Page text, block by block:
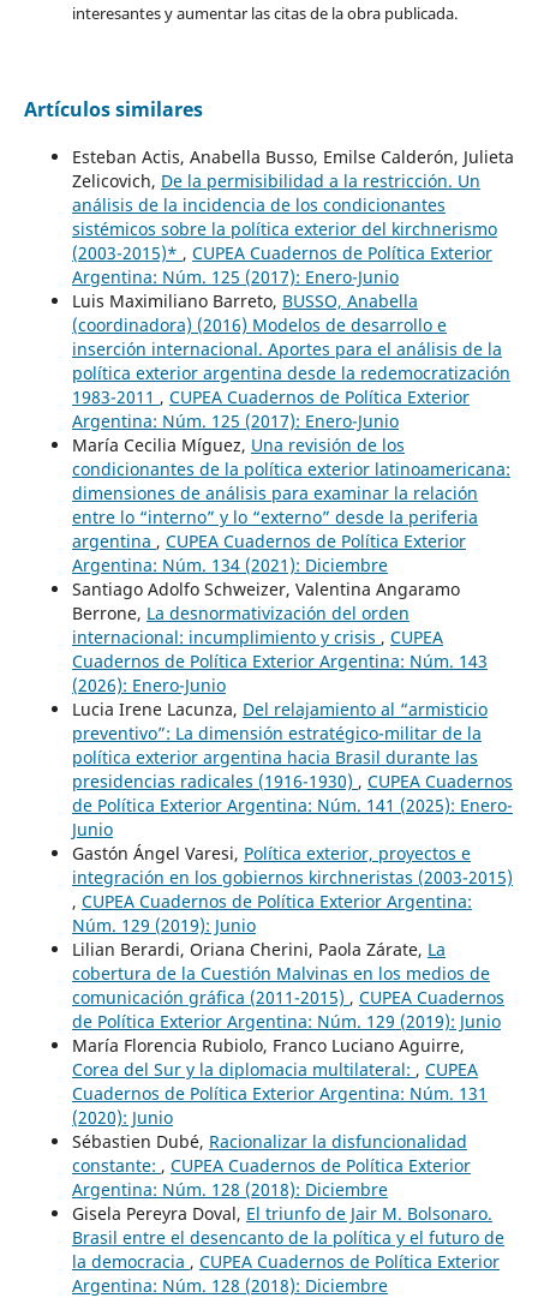
interesantes y aumentar las citas de la obra publicada.
Artículos similares
Esteban Actis, Anabella Busso, Emilse Calderón, Julieta
Zelicovich, De la permisibilidad a la restricción. Un
análisis de la incidencia de los condicionantes
sistémicos sobre la política exterior del kirchnerismo
(2003-2015)* , CUPEA Cuadernos de Política Exterior
Argentina: Núm. 125 (2017): Enero-Junio
Luis Maximiliano Barreto, BUSSO, Anabella
(coordinadora) (2016) Modelos de desarrollo e
inserción internacional. Aportes para el análisis de la
política exterior argentina desde la redemocratización
1983-2011 , CUPEA Cuadernos de Política Exterior
Argentina: Núm. 125 (2017): Enero-Junio
María Cecilia Míguez, Una revisión de los
condicionantes de la política exterior latinoamericana:
dimensiones de análisis para examinar la relación
entre lo “interno” y lo “externo” desde la periferia
argentina , CUPEA Cuadernos de Política Exterior
Argentina: Núm. 134 (2021): Diciembre
Santiago Adolfo Schweizer, Valentina Angaramo
Berrone, La desnormativización del orden
internacional: incumplimiento y crisis , CUPEA
Cuadernos de Política Exterior Argentina: Núm. 143
(2026): Enero-Junio
Lucia Irene Lacunza, Del relajamiento al “armisticio
preventivo”: La dimensión estratégico-militar de la
política exterior argentina hacia Brasil durante las
presidencias radicales (1916-1930) , CUPEA Cuadernos
de Política Exterior Argentina: Núm. 141 (2025): Enero-
Junio
Gastón Ángel Varesi, Política exterior, proyectos e
integración en los gobiernos kirchneristas (2003-2015)
, CUPEA Cuadernos de Política Exterior Argentina:
Núm. 129 (2019): Junio
Lilian Berardi, Oriana Cherini, Paola Zárate, La
cobertura de la Cuestión Malvinas en los medios de
comunicación gráfica (2011-2015) , CUPEA Cuadernos
de Política Exterior Argentina: Núm. 129 (2019): Junio
María Florencia Rubiolo, Franco Luciano Aguirre,
Corea del Sur y la diplomacia multilateral: , CUPEA
Cuadernos de Política Exterior Argentina: Núm. 131
(2020): Junio
Sébastien Dubé, Racionalizar la disfuncionalidad
constante: , CUPEA Cuadernos de Política Exterior
Argentina: Núm. 128 (2018): Diciembre
Gisela Pereyra Doval, El triunfo de Jair M. Bolsonaro.
Brasil entre el desencanto de la política y el futuro de
la democracia , CUPEA Cuadernos de Política Exterior
Argentina: Núm. 128 (2018): Diciembre